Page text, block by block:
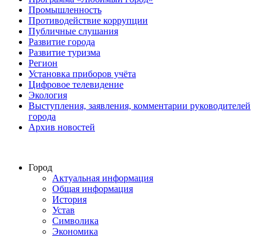
Промышленность
Противодействие коррупции
Публичные слушания
Развитие города
Развитие туризма
Регион
Установка приборов учёта
Цифровое телевидение
Экология
Выступления, заявления, комментарии руководителей
города
Архив новостей
Город
Актуальная информация
Общая информация
История
Устав
Символика
Экономика